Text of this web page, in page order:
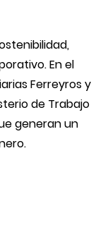
En el
Ferreyros y
de Trabajo
generan un